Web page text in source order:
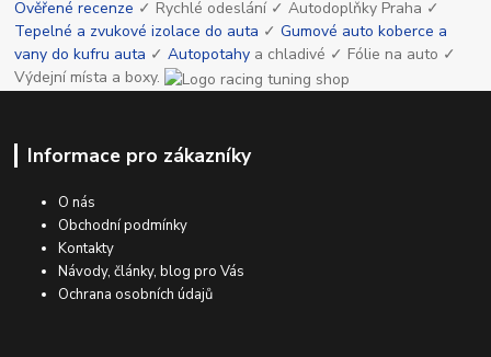
Ověřené recenze ✓ Rychlé odeslání ✓ Autodoplňky Praha ✓
Tepelné a zvukové izolace do auta ✓Gumové auto koberce a
vany do kufru auta ✓Autopotahy a chladivé ✓ Fólie na auto ✓
Výdejní místa a boxy.
Informace pro zákazníky
O nás
Obchodní podmínky
Kontakty
Návody, články, blog pro Vás
Ochrana osobních údajů